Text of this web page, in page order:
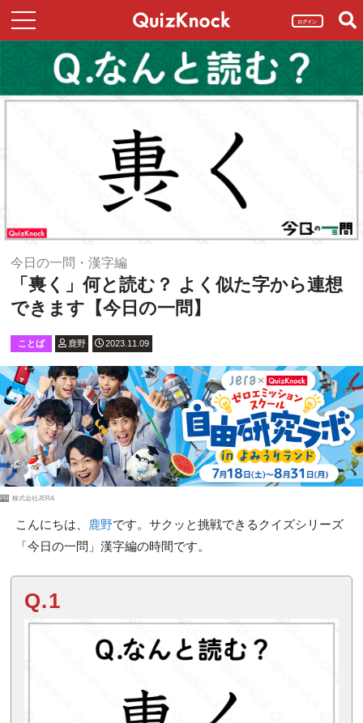
ログイン
今日の一問・漢字編
「軣く」何と読む？ よく似た字から連想
できます【今日の一問】
ことば 鹿野 2023.11.09
PR 株式会社JERA
こんにちは、 鹿野です。サクッと挑戦できるクイズシリーズ
「今日の一問」漢字編の時間です。
Q.1